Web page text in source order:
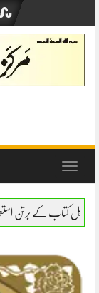
content
Toggle
کا بیان – مولانا ابو